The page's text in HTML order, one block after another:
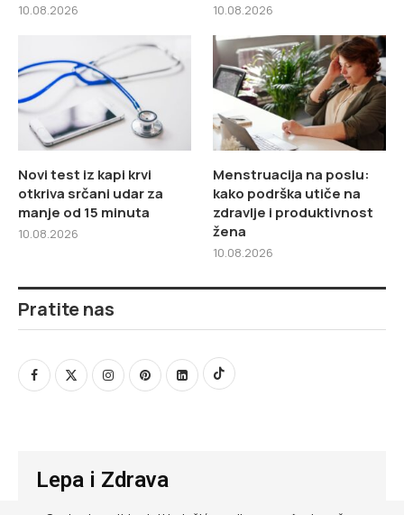
10.08.2026 10.08.2026
Novi test iz kapi krvi
otkriva srčani udar za
manje od 15 minuta
10.08.2026
Menstruacija na poslu:
kako podrška utiče na
zdravlje i produktivnost
žena
10.08.2026
Pratite nas
Lepa i Zdrava